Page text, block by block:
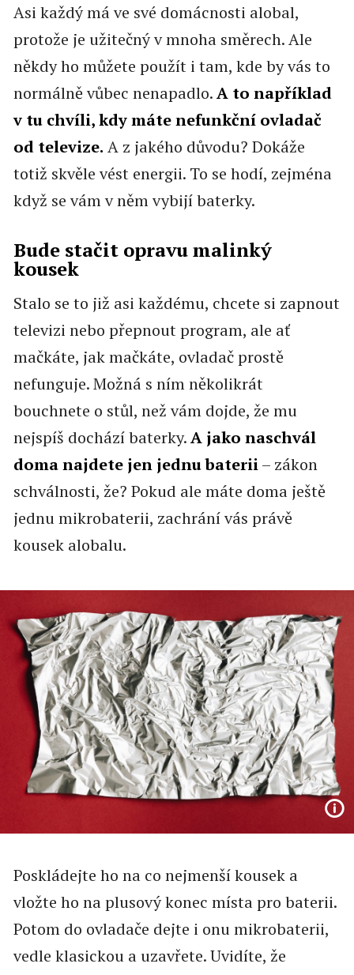
Asi každý má ve své domácnosti alobal,
protože je užitečný v mnoha směrech. Ale
někdy ho můžete použít i tam, kde by vás to
normálně vůbec nenapadlo.A to například
v tu chvíli, kdy máte nefunkční ovladač
od televize. A z jakého důvodu? Dokáže
totiž skvěle vést energii. To se hodí, zejména
když se vám v něm vybijí baterky.
Bude stačit opravu malinký
kousek
Stalo se to již asi každému, chcete si zapnout
televizi nebo přepnout program, ale ať
mačkáte, jak mačkáte, ovladač prostě
nefunguje. Možná s ním několikrát
bouchnete o stůl, než vám dojde, že mu
nejspíš dochází baterky.A jako naschvál
doma najdete jen jednu baterii– zákon
schválnosti, že? Pokud ale máte doma ještě
jednu mikrobaterii, zachrání vás právě
kousek alobalu.
Poskládejte ho na co nejmenší kousek a
vložte ho na plusový konec místa pro baterii.
Potom do ovladače dejte i onu mikrobaterii,
vedle klasickou a uzavřete. Uvidíte, že